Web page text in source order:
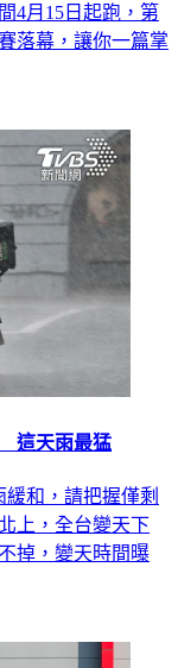
4月15日起跑，第
落幕，讓你一篇掌
這天雨最猛
和，請把握僅剩
上，全台變天下
掉，變天時間曝